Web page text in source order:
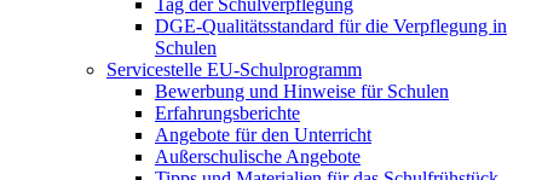
Tag der Schulverpflegung
DGE-Qualitätsstandard für die Verpflegung in
Schulen
Servicestelle EU-Schulprogramm
Bewerbung und Hinweise für Schulen
Erfahrungsberichte
Angebote für den Unterricht
Außerschulische Angebote